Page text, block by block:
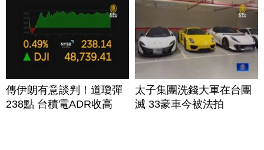
傳伊朗有意談判！道瓊彈
238點 台積電ADR收高
太子集團洗錢大軍在台團
滅 33豪車今被法拍